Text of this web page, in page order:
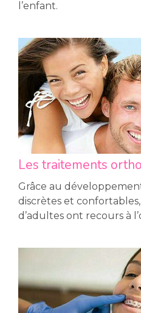
l’enfant.
Grâce au
discrètes et
d’adultes ont recours à